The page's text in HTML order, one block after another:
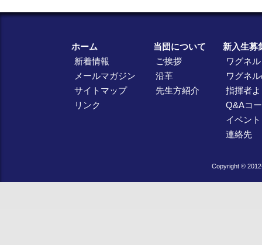
ホーム
新着情報
メールマガジン
サイトマップ
リンク
当団について
ご挨拶
沿革
先生方紹介
新入生募
ワグネ
ワグネ
指揮者
Q&Aコ
イベン
連絡先
Copyright ©